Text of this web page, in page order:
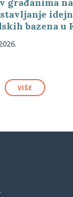
građanima na
bazena u
VIŠE